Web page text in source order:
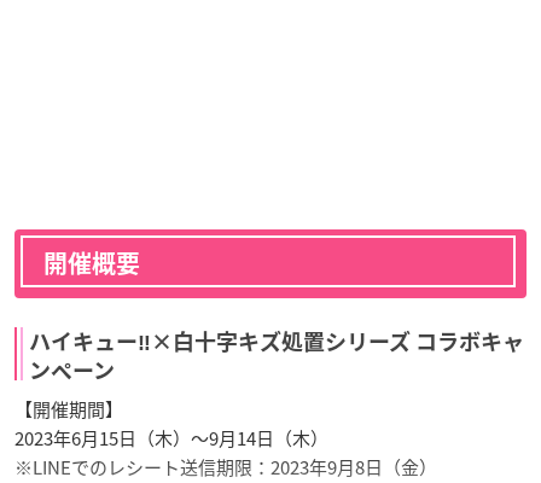
開催概要
ハイキュー‼×白十字キズ処置シリーズ コラボキャ
ンペーン
【開催期間】
2023年6月15日（木）～9月14日（木）
※LINEでのレシート送信期限：2023年9月8日（金）